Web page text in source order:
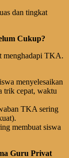
dan tingkat
Cukup?
menghadapi TKA.
menyelesaikan
trik cepat, waktu
TKA sering
membuat siswa
Guru Privat